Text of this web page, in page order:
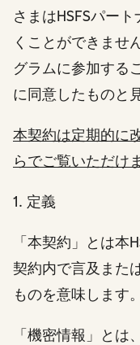
さまはHSFSパー
くことができませ
グラムに参加する
に同意したものと
本契約は定期的に
らでご覧いただけ
1. 定義
「本契約」とは本
契約内で言及また
ものを意味します。
「機密情報」とは